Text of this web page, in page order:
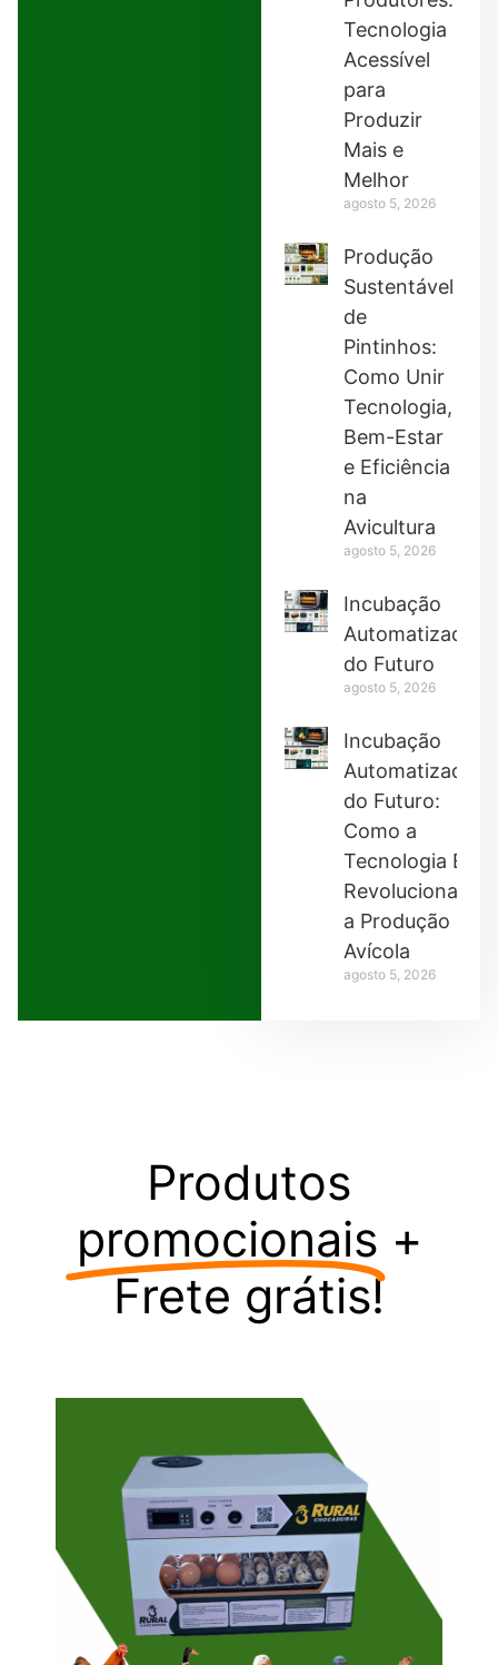
Tecnologia
Acessível
para
Produzir
Mais e
Melhor
agosto 5, 2026
Produção
Sustentável
de
Pintinhos:
Como Unir
Tecnologia,
Bem-Estar
e Eficiência
na
Avicultura
agosto 5, 2026
Incubação
Automatizada
do Futuro
agosto 5, 2026
Incubação
Automatizada
do Futuro:
Como a
Tecnologia Está
Revolucionando
a Produção
Avícola
agosto 5, 2026
Produtos
promocionais +
Frete grátis!